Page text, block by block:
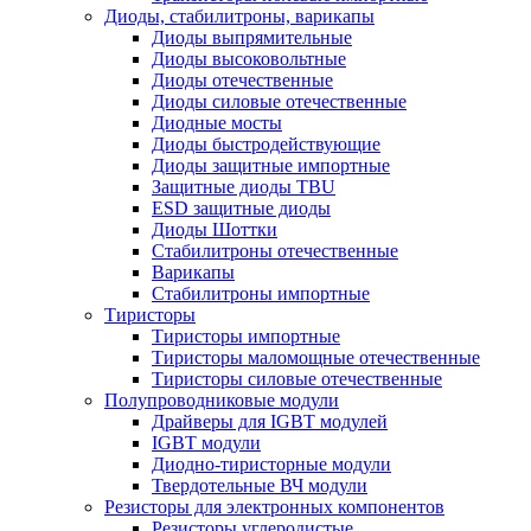
Диоды, стабилитроны, варикапы
Диоды выпрямительные
Диоды высоковольтные
Диоды отечественные
Диоды силовые отечественные
Диодные мосты
Диоды быстродействующие
Диоды защитные импортные
Защитные диоды TBU
ESD защитные диоды
Диоды Шоттки
Стабилитроны отечественные
Варикапы
Стабилитроны импортные
Тиристоры
Тиристоры импортные
Тиристоры маломощные отечественные
Тиристоры силовые отечественные
Полупроводниковые модули
Драйверы для IGBT модулей
IGBT модули
Диодно-тиристорные модули
Твердотельные ВЧ модули
Резисторы для электронных компонентов